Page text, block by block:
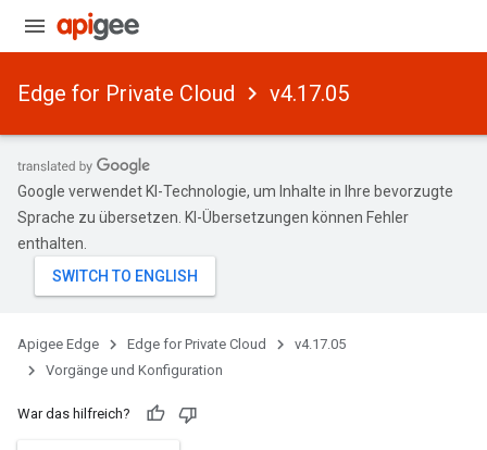
Edge for Private Cloud v4.17.05
Google verwendet KI-Technologie, um Inhalte in Ihre bevorzugte
Sprache zu übersetzen. KI-Übersetzungen können Fehler
enthalten.
Apigee Edge Edge for Private Cloud
v4.17.05
Vorgänge und Konfiguration
War das hilfreich?